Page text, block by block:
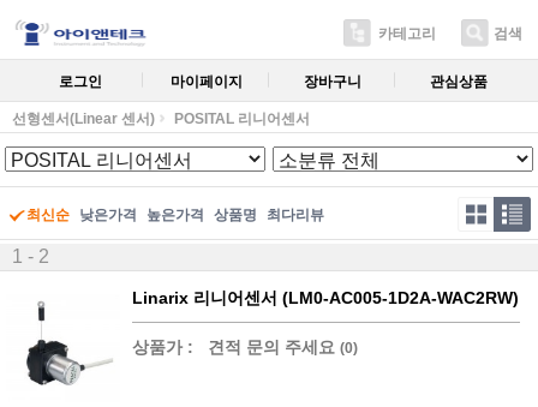
카테고리 검색
로그인 마이페이지 장바구니 관심상품
선형센서(Linear 센서) POSITAL 리니어센서
최신순 낮은가격 높은가격 상품명 최다리뷰
1 - 2
Linarix 리니어센서 (LM0-AC005-1D2A-WAC2RW)
상품가 : 견적 문의 주세요 (0)